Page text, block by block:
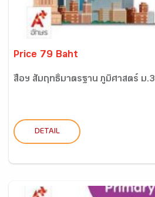
Price 79 Baht
สื่อฯ สัมฤทธิ์มาตรฐาน ภูมิศาสตร์ ม.3
DETAIL